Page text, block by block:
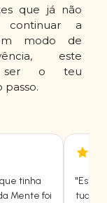
que já não
continuar a
modo de
este
ser o teu
passo.
tinha
Mente foi
tudo e